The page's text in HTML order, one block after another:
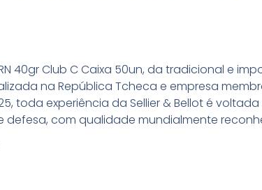
40gr Club C Caixa 50un, da tradicional e
na República Tcheca e empresa
toda experiência da Sellier & Bellot é
defesa, com qualidade mundialmente